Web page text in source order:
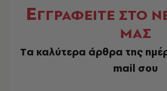
ΕΓΓΡΑΦΕΙΤΕ ΣΤΟ
ΜΑΣ
Tα καλύτερα άρθρα της
mail σου